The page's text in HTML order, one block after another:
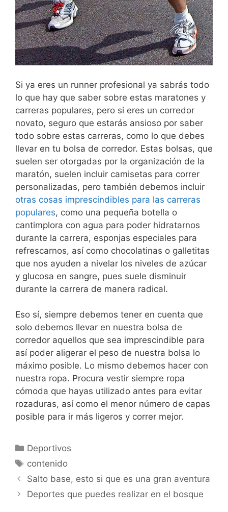
Si ya eres un runner profesional ya sabrás todo
lo que hay que saber sobre estas maratones y
carreras populares, pero si eres un corredor
novato, seguro que estarás ansioso por saber
todo sobre estas carreras, como lo que debes
llevar en tu bolsa de corredor. Estas bolsas, que
suelen ser otorgadas por la organización de la
maratón, suelen incluir camisetas para correr
personalizadas, pero también debemos incluir
otras cosas imprescindibles para las carreras
populares, como una pequeña botella o
cantimplora con agua para poder hidratarnos
durante la carrera, esponjas especiales para
refrescarnos, así como chocolatinas o galletitas
que nos ayuden a nivelar los niveles de azúcar
y glucosa en sangre, pues suele disminuir
durante la carrera de manera radical.
Eso sí, siempre debemos tener en cuenta que
solo debemos llevar en nuestra bolsa de
corredor aquellos que sea imprescindible para
así poder aligerar el peso de nuestra bolsa lo
máximo posible. Lo mismo debemos hacer con
nuestra ropa. Procura vestir siempre ropa
cómoda que hayas utilizado antes para evitar
rozaduras, así como el menor número de capas
posible para ir más ligeros y correr mejor.
Categorías
Deportivos
Etiquetas
contenido
Salto base, esto si que es una gran aventura
Deportes que puedes realizar en el bosque